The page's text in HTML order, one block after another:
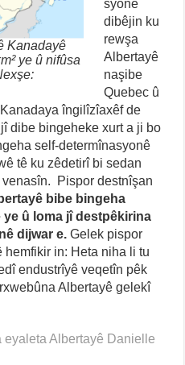
Kanadayê
ye û nifûsa
syonê
dibêjin ku
rewşa
Albertayê
naşibe
Quebec û
îngilîzîaxêf de
dibe bingeheke xurt a ji bo
self-determînasyonê
tê ku zêdetirî bi sedan
Pispor destnîşan
bibe bingeha
û loma jî destpêkirina
dijwar e. Gelek pispor
in: Heta niha li tu
endustrîyê veqetîn pêk
Albertayê gelekî
eyaleta Albertayê Danielle